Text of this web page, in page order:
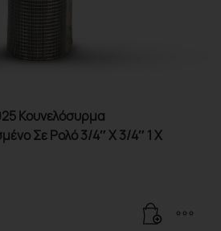
Κουνελόσυρμα
Σε Ρολό 3/4″ X 3/4″ 1 X